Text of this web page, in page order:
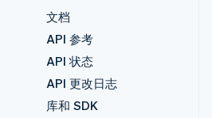
文档
API 参考
API 状态
API 更改日志
库和 SDK